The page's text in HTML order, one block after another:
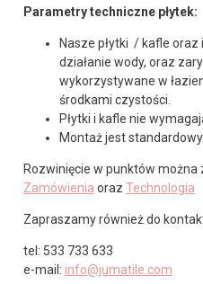
Parametry techniczne płytek:
Nasze płytki / kafle oraz
działanie wody, oraz
wykorzystywane w
środkami czystości.
Płytki i kafle nie
Montaż jest standardowy.
Rozwinięcie w punktów można
Zamówienia oraz Technologia
Zapraszamy również do
tel: 533 733 633
e-mail: info@jumatile.com